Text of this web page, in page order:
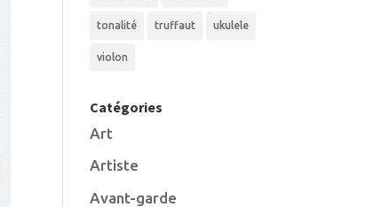
tonalité truffaut ukulele
violon
Catégories
Art
Artiste
Avant-garde